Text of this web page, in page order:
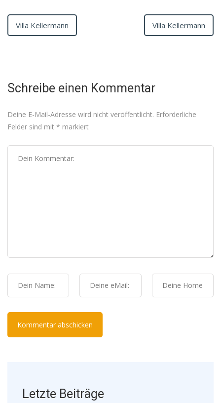
Villa Kellermann Villa Kellermann
Schreibe einen Kommentar
Deine E-Mail-Adresse wird nicht veröffentlicht. Erforderliche
Felder sind mit * markiert
Letzte Beiträge